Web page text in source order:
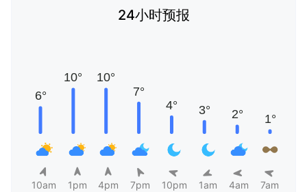
24小时预报
10am 1pm 4pm 7pm 10pm 1am 4am 7am